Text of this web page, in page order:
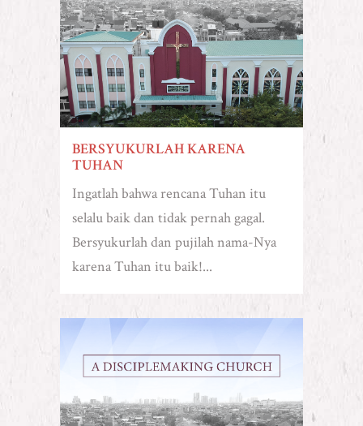
BERSYUKURLAH KARENA
TUHAN
Ingatlah bahwa rencana Tuhan itu
selalu baik dan tidak pernah gagal.
Bersyukurlah dan pujilah nama-Nya
karena Tuhan itu baik!...